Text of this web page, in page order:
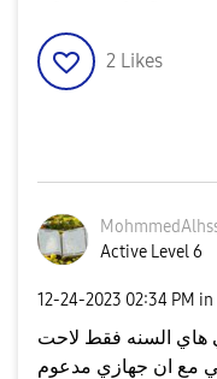
2 Likes
Active Level 6
‎12-24-2023 02:34 PM in
هاي السنه فقط لاحت